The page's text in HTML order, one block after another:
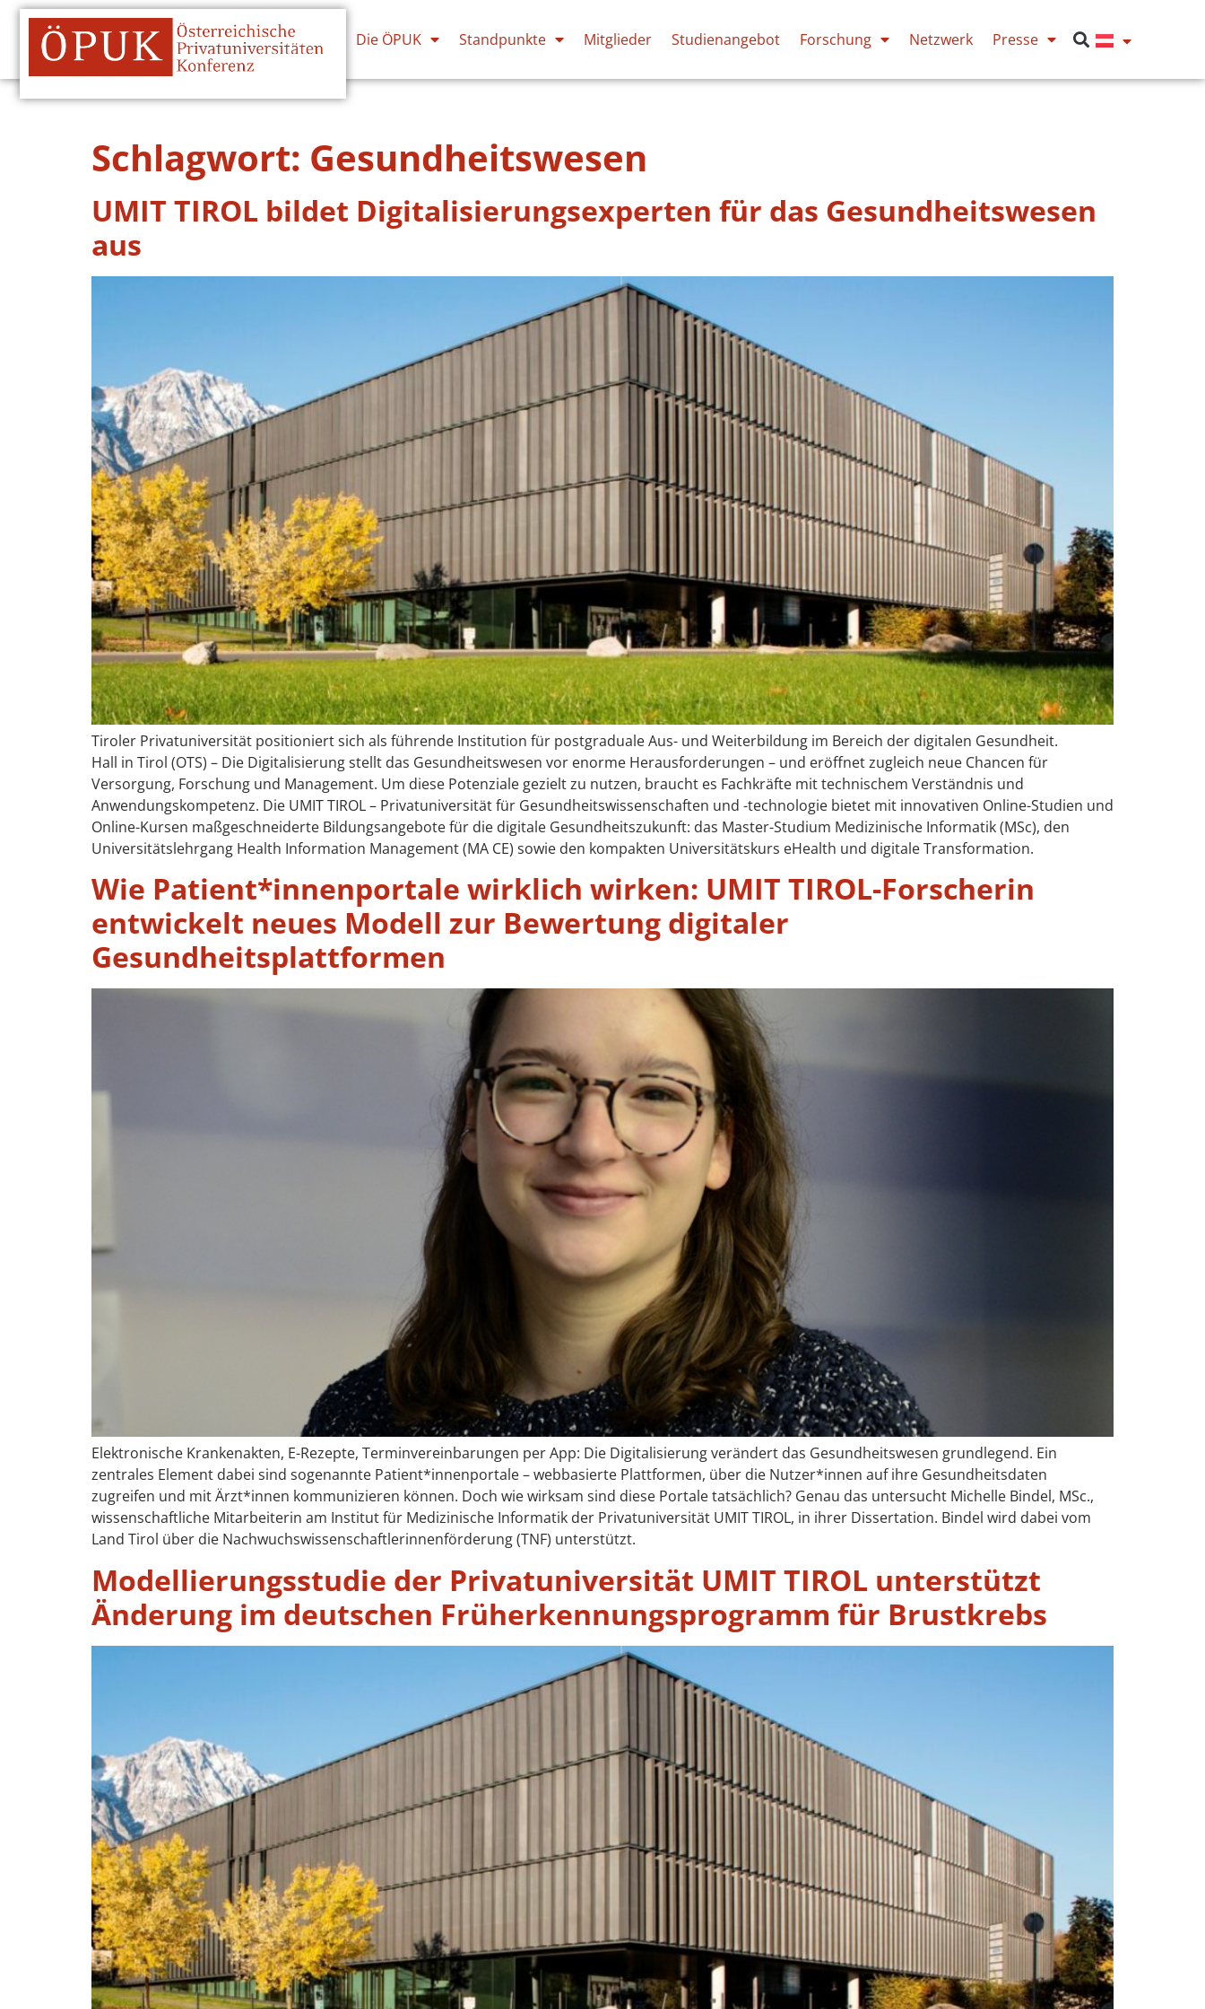
Die ÖPUK Standpunkte Mitglieder Studienangebot Forschung Netzwerk Presse
Schlagwort: Gesundheitswesen
UMIT TIROL bildet Digitalisierungsexperten für das Gesundheitswesen
aus
Tiroler Privatuniversität positioniert sich als führende Institution für postgraduale Aus- und Weiterbildung im Bereich der digitalen Gesundheit.
Hall in Tirol (OTS) – Die Digitalisierung stellt das Gesundheitswesen vor enorme Herausforderungen – und eröffnet zugleich neue Chancen für
Versorgung, Forschung und Management. Um diese Potenziale gezielt zu nutzen, braucht es Fachkräfte mit technischem Verständnis und
Anwendungskompetenz. Die UMIT TIROL – Privatuniversität für Gesundheitswissenschaften und -technologie bietet mit innovativen Online-Studien und
Online-Kursen maßgeschneiderte Bildungsangebote für die digitale Gesundheitszukunft: das Master-Studium Medizinische Informatik (MSc), den
Universitätslehrgang Health Information Management (MA CE) sowie den kompakten Universitätskurs eHealth und digitale Transformation.
Wie Patient*innenportale wirklich wirken: UMIT TIROL-Forscherin
entwickelt neues Modell zur Bewertung digitaler
Gesundheitsplattformen
Elektronische Krankenakten, E-Rezepte, Terminvereinbarungen per App: Die Digitalisierung verändert das Gesundheitswesen grundlegend. Ein
zentrales Element dabei sind sogenannte Patient*innenportale – webbasierte Plattformen, über die Nutzer*innen auf ihre Gesundheitsdaten
zugreifen und mit Ärzt*innen kommunizieren können. Doch wie wirksam sind diese Portale tatsächlich? Genau das untersucht Michelle Bindel, MSc.,
wissenschaftliche Mitarbeiterin am Institut für Medizinische Informatik der Privatuniversität UMIT TIROL, in ihrer Dissertation. Bindel wird dabei vom
Land Tirol über die Nachwuchswissenschaftlerinnenförderung (TNF) unterstützt.
Modellierungsstudie der Privatuniversität UMIT TIROL unterstützt
Änderung im deutschen Früherkennungsprogramm für Brustkrebs